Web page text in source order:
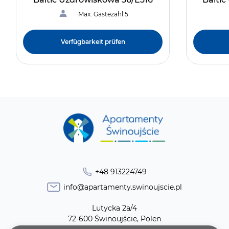
Max. Gästezahl 5
Verfügbarkeit prüfen
+48 913224749
info@apartamenty.swinoujscie.pl
Lutycka 2a/4
72-600 Świnoujście, Polen